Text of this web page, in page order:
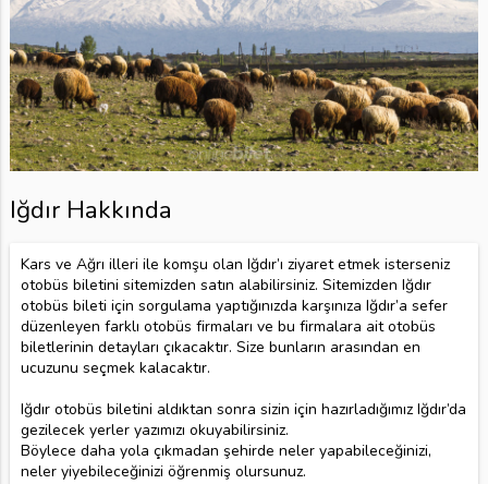
Iğdır Hakkında
Kars ve Ağrı illeri ile komşu olan Iğdır’ı ziyaret etmek isterseniz
otobüs biletini sitemizden satın alabilirsiniz. Sitemizden Iğdır
otobüs bileti için sorgulama yaptığınızda karşınıza Iğdır’a sefer
düzenleyen farklı otobüs firmaları ve bu firmalara ait otobüs
biletlerinin detayları çıkacaktır. Size bunların arasından en
ucuzunu seçmek kalacaktır.
Iğdır otobüs biletini aldıktan sonra sizin için hazırladığımız Iğdır’da
gezilecek yerler yazımızı okuyabilirsiniz.
Böylece daha yola çıkmadan şehirde neler yapabileceğinizi,
neler yiyebileceğinizi öğrenmiş olursunuz.